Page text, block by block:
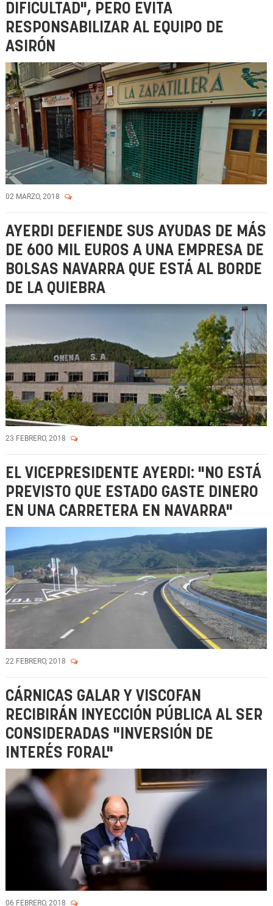
DIFICULTAD", PERO EVITA
RESPONSABILIZAR AL EQUIPO DE
ASIRÓN
02 MARZO, 2018
AYERDI DEFIENDE SUS AYUDAS DE MÁS
DE 600 MIL EUROS A UNA EMPRESA DE
BOLSAS NAVARRA QUE ESTÁ AL BORDE
DE LA QUIEBRA
23 FEBRERO, 2018
EL VICEPRESIDENTE AYERDI: "NO ESTÁ
PREVISTO QUE ESTADO GASTE DINERO
EN UNA CARRETERA EN NAVARRA"
22 FEBRERO, 2018
CÁRNICAS GALAR Y VISCOFAN
RECIBIRÁN INYECCIÓN PÚBLICA AL SER
CONSIDERADAS "INVERSIÓN DE
INTERÉS FORAL"
06 FEBRERO, 2018